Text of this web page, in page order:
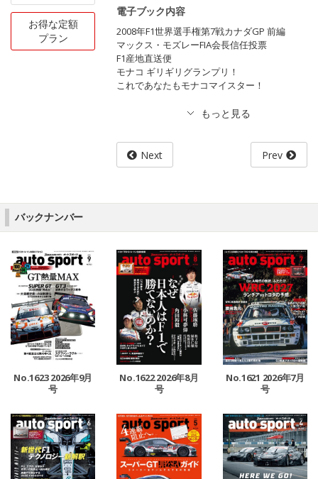
お得な定額
プラン
電子ブック内容
2008年F1世界選手権第7戦カナダGP 前編
マックス・モズレーFIA会長信任投票
F1産地直送便
モナコ ギリギリグランプリ！
これであなたもモナコマイスター！
Next Prev
バックナンバー
No.1623 2026年9月
号
No.1622 2026年8月
号
No.1621 2026年7月
号